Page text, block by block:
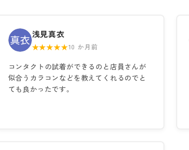
浅見真衣
★★★★★10 か月前
コンタクトの試着ができるのと店員さんが
似合うカラコンなどを教えてくれるのでと
ても良かったです。